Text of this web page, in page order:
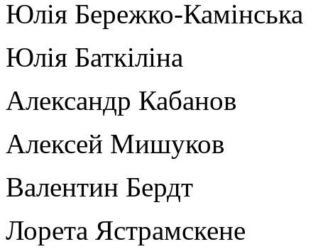
Юлія Бережко-Камінська
Юлія Баткіліна
Александр Кабанов
Алексей Мишуков
Валентин Бердт
Лорета Ястрамскене